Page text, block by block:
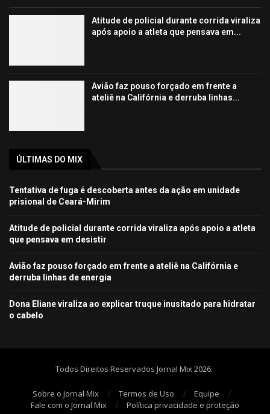
Atitude de policial durante corrida viraliza
após apoio a atleta que pensava em...
Avião faz pouso forçado em frente a
ateliê na Califórnia e derruba linhas...
ÚLTIMAS DO MIX
Tentativa de fuga é descoberta antes da ação em unidade
prisional de Ceará-Mirim
Atitude de policial durante corrida viraliza após apoio a atleta
que pensava em desistir
Avião faz pouso forçado em frente a ateliê na Califórnia e
derruba linhas de energia
Dona Eliane viraliza ao explicar truque inusitado para hidratar
o cabelo
Todos Direitos Reservados Jornal Mix 2026.
Sobre o Jornal Mix Termos de Uso
Equipe
Fale com o Jornal Mix
Política privacidade e proteção